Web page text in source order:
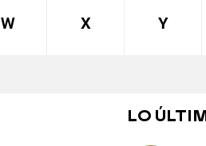
W X Y
LO